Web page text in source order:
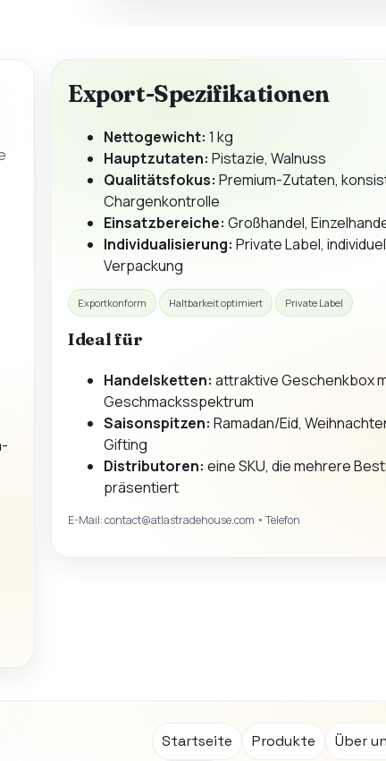
Export-Spezifikationen
Nettogewicht: 1 kg
Hauptzutaten: Pistazie, Walnuss
Qualitätsfokus: Premium-Zutaten,
Chargenkontrolle
Einsatzbereiche: Großhandel,
Individualisierung: Private Label,
Verpackung
Exportkonform Haltbarkeit optimiert Private Label
Ideal für
Handelsketten: attraktive Geschenkbox
Geschmacksspektrum
Saisonspitzen: Ramadan/Eid,
Gifting
Distributoren: eine SKU, die mehrere
präsentiert
E-Mail:contact@atlastradehouse.com • Telefon
Startseite Produkte Über